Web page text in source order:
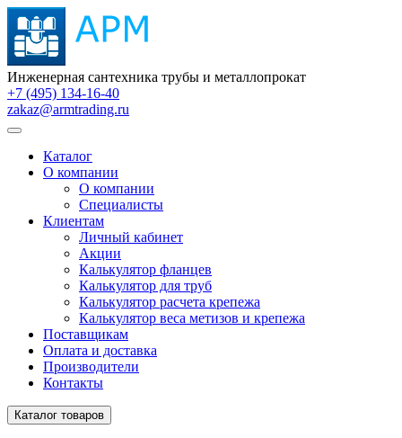
Инженерная сантехника трубы и металлопрокат
+7 (495) 134-16-40
zakaz@armtrading.ru
Каталог
О компании
О компании
Специалисты
Клиентам
Личный кабинет
Акции
Калькулятор фланцев
Калькулятор для труб
Калькулятор расчета крепежа
Калькулятор веса метизов и крепежа
Поставщикам
Оплата и доставка
Производители
Контакты
Каталог товаров